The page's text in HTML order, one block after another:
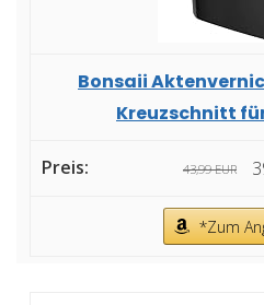
Bonsaii
Kreuzschnitt
43,99 EUR
*Zum